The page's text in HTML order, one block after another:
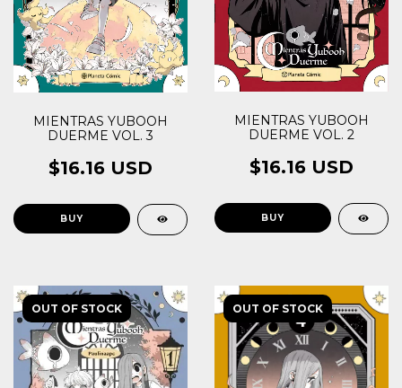
MIENTRAS YUBOOH
DUERME VOL. 3
$16.16 USD
MIENTRAS YUBOOH
DUERME VOL. 2
$16.16 USD
OUT OF STOCK OUT OF STOCK